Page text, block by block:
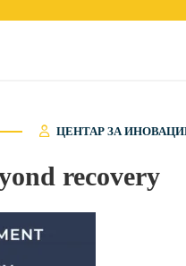
ЦЕНТАР ЗА
recovery